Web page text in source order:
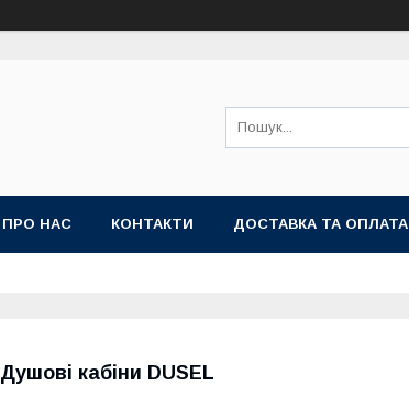
ПРО НАС КОНТАКТИ ДОСТАВКА ТА ОПЛАТА
Душові кабіни DUSEL